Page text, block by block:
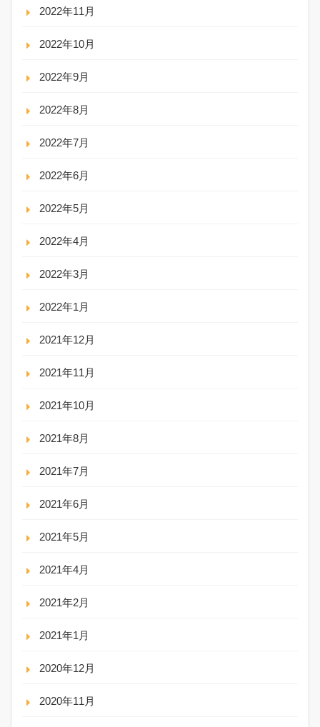
2022年11月
2022年10月
2022年9月
2022年8月
2022年7月
2022年6月
2022年5月
2022年4月
2022年3月
2022年1月
2021年12月
2021年11月
2021年10月
2021年8月
2021年7月
2021年6月
2021年5月
2021年4月
2021年2月
2021年1月
2020年12月
2020年11月